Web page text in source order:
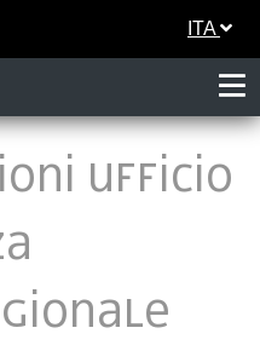
ITA
Ufficio